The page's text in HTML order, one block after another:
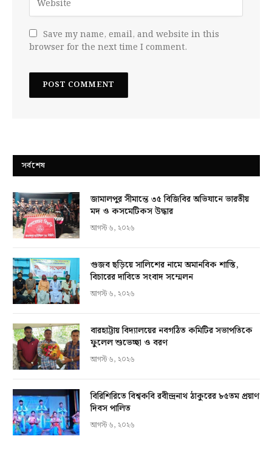
Save my name, email, and website in this
browser for the next time I comment.
সর্বশেষ
জামালপুর সীমান্তে ৩৫ বিজিবির অভিযানে ভারতীয়
মদ ও কসমেটিকস উদ্ধার
আগস্ট ৬, ২০২৬
গুজব ছড়িয়ে সালিশের নামে অমানবিক শাস্তি,
বিচারের দাবিতে সংবাদ সম্মেলন
আগস্ট ৬, ২০২৬
বারহাট্টায় বিদ্যালয়ের নবগঠিত কমিটির সভাপতিকে
ফুলেল শুভেচ্ছা ও বরণ
আগস্ট ৬, ২০২৬
বিরিশিরিতে বিশ্বকবি রবীন্দ্রনাথ ঠাকুরের ৮৫তম প্রয়াণ
দিবস পালিত
আগস্ট ৬, ২০২৬